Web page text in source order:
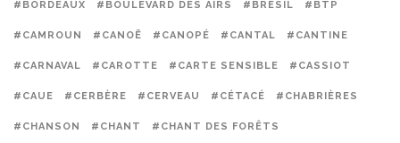
#BORDEAUX #BOULEVARD DES AIRS #BRÉSIL #BTP
#CAMROUN #CANOË #CANOPÉ #CANTAL #CANTINE
#CARNAVAL #CAROTTE #CARTE SENSIBLE #CASSIOT
#CAUE #CERBÈRE #CERVEAU #CÉTACÉ #CHABRIÈRES
#CHANSON #CHANT #CHANT DES FORÊTS